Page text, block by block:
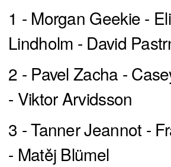
1 - Morgan Geekie -
Lindholm - David
2 - Pavel Zacha -
- Viktor Arvidsson
3 - Tanner Jeannot -
- Matěj Blümel